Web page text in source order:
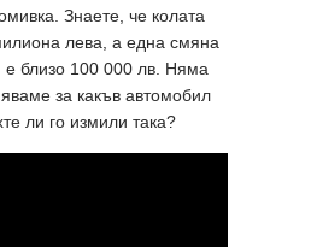
Знаете, че колата
лева, а една смяна
е близо 100 000 лв. Няма
за какъв автомобил
ли го измили така?